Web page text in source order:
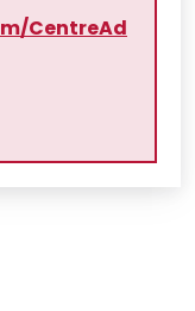
CentreAd